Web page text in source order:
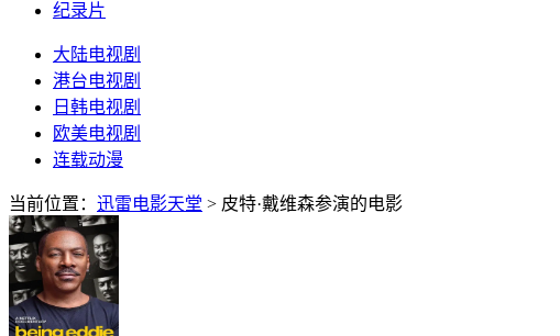
纪录片
大陆电视剧
港台电视剧
日韩电视剧
欧美电视剧
连载动漫
当前位置： 迅雷电影天堂 > 皮特·戴维森参演的电影